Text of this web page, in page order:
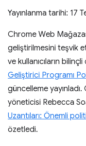
Yayınlanma tarihi: 17
Chrome Web
geliştirilmesini teşvik
ve kullanıcıların
Geliştirici Programı
güncelleme
yöneticisi Rebecca
Uzantıları: Önemli
özetledi.